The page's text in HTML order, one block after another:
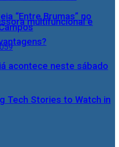
multifuncional e
Tech Stories to Watch in
“Entre Brumas” no
acontece neste sábado